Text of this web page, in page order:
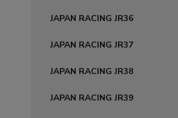
JAPAN RACING JR36
JAPAN RACING JR37
JAPAN RACING JR38
JAPAN RACING JR39